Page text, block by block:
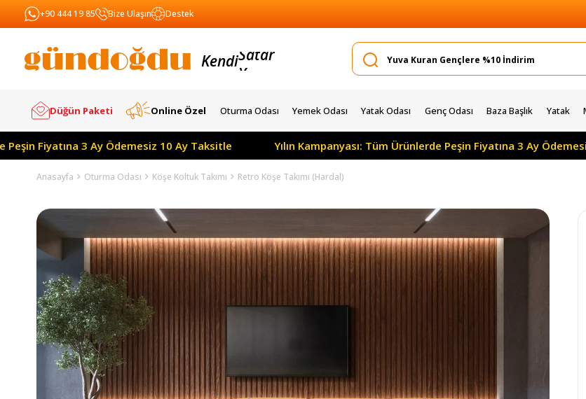
+90 444 19 85 Bize Ulaşın Destek
KendiYapar
Düğün Paketi Online Özel Oturma Odası Yemek Odası Yatak Odası Genç Odası Baza Başlık Yatak
Peşin Fiyatına 3 Ay Ödemesiz 10 Ay Taksitle Yılın Kampanyası: Tüm Ürünlerde Peşin Fiyatına 3 Ay
Anasayfa Oturma Odası Köşe Koltuk Takımı Retro Köşe Takımı (Hardal)